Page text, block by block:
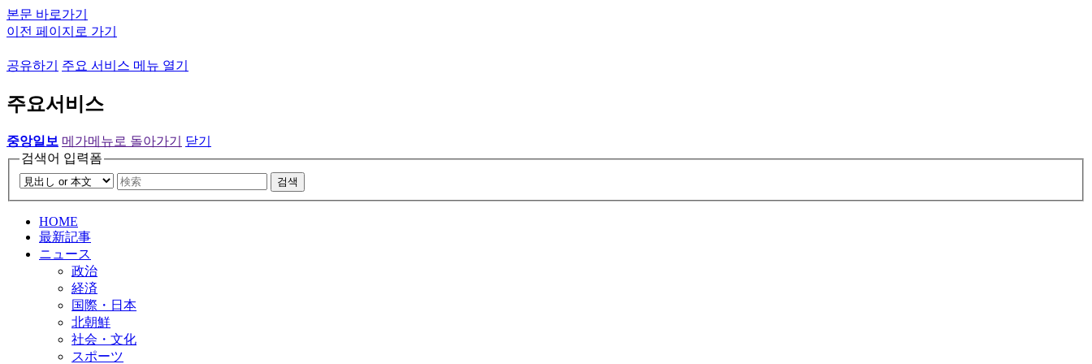
본문 바로가기
이전 페이지로 가기
공유하기 주요 서비스 메뉴 열기
주요서비스
중앙일보 메가메뉴로 돌아가기
닫기
검색어 입력폼
검색
HOME
最新記事
ニュース
政治
経済
国際・日本
北朝鮮
社会・文化
スポーツ